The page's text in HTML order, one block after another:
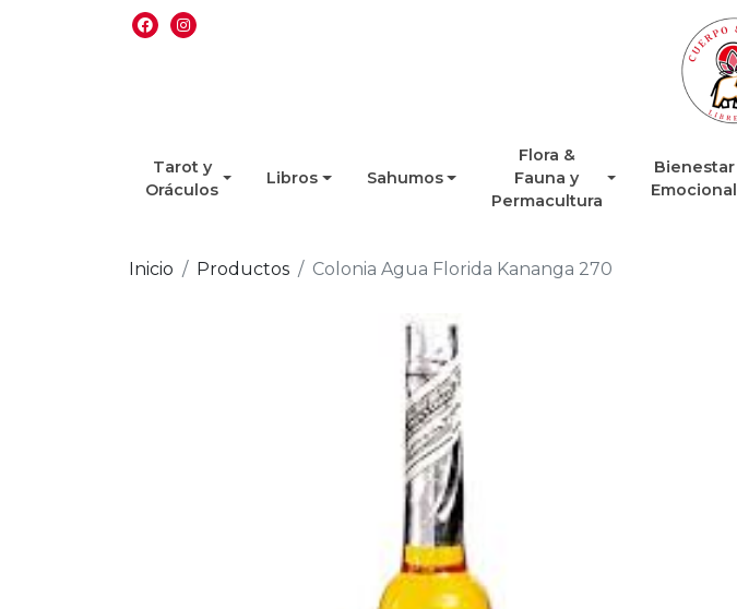
Tarot y
Oráculos
Libros Sahumos
Flora &
Fauna y
Permacultura
Bienestar
Emocional
Inicio Productos Colonia Agua Florida Kananga 270